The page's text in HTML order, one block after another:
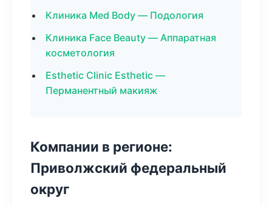
Клиника Med Body — Подология
Клиника Face Beauty — Аппаратная
косметология
Esthetic Clinic Esthetic —
Перманентный макияж
Компании в регионе:
Приволжский федеральный
округ